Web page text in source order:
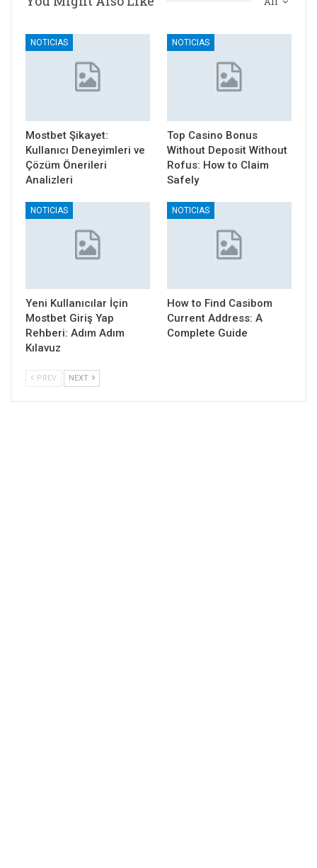
NOTICIAS
Mostbet Şikayet:
Kullanıcı Deneyimleri ve
Çözüm Önerileri
Analizleri
NOTICIAS
Top Casino Bonus
Without Deposit Without
Rofus: How to Claim
Safely
NOTICIAS
Yeni Kullanıcılar İçin
Mostbet Giriş Yap
Rehberi: Adım Adım
Kılavuz
NOTICIAS
How to Find Casibom
Current Address: A
Complete Guide
PREV NEXT